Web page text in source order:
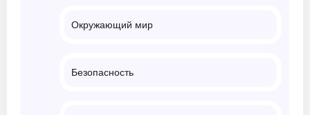
Окружающий мир
Безопасность